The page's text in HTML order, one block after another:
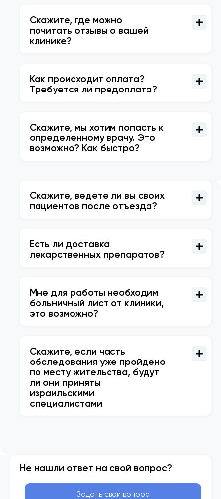
Скажите, где можно
почитать отзывы о вашей
клинике?
Как происходит оплата?
Требуется ли предоплата?
Скажите, мы хотим попасть к
определенному врачу. Это
возможно? Как быстро?
Скажите, ведете ли вы своих
пациентов после отъезда?
Есть ли доставка
лекарственных препаратов?
Мне для работы необходим
больничный лист от клиники,
это возможно?
Скажите, если часть
обследования уже пройдено
по месту жительства, будут
ли они приняты
израильскими
специалистами
Не нашли ответ на свой вопрос?
Задать свой вопрос